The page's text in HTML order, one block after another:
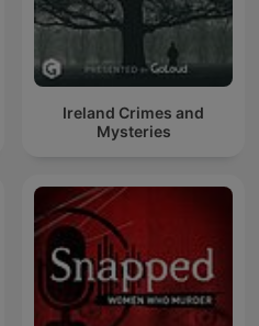
Ireland Crimes and
Mysteries